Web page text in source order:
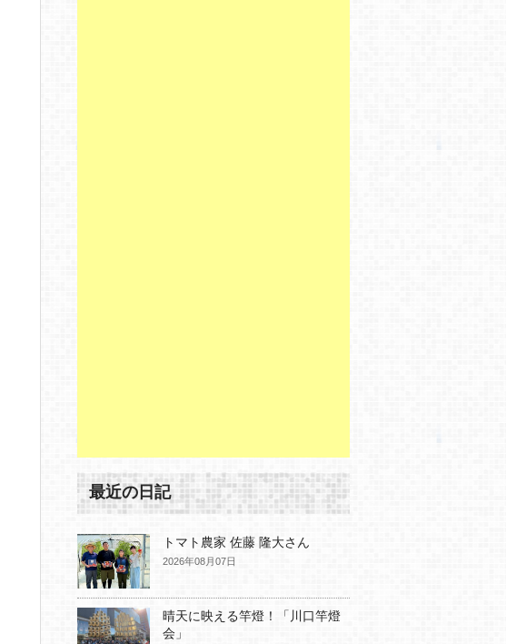
最近の日記
トマト農家 佐藤 隆大さん
2026年08月07日
晴天に映える竿燈！「川口竿燈
会」